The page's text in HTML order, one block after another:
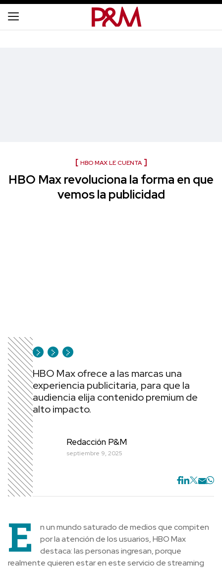
HBO MAX LE CUENTA
HBO Max revoluciona la forma en que
vemos la publicidad
HBO Max ofrece a las marcas una
experiencia publicitaria, para que la
audiencia elija contenido premium de
alto impacto.
Redacción P&M
septiembre 9, 2025
E
n un mundo saturado de medios que compiten
por la atención de los usuarios, HBO Max
destaca: las personas ingresan, porque
realmente quieren estar en este servicio de streaming